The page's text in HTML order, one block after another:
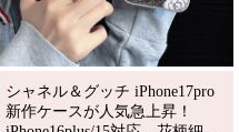
シャネル＆グッチ iPhone17pro
新作ケースが人気急上昇！